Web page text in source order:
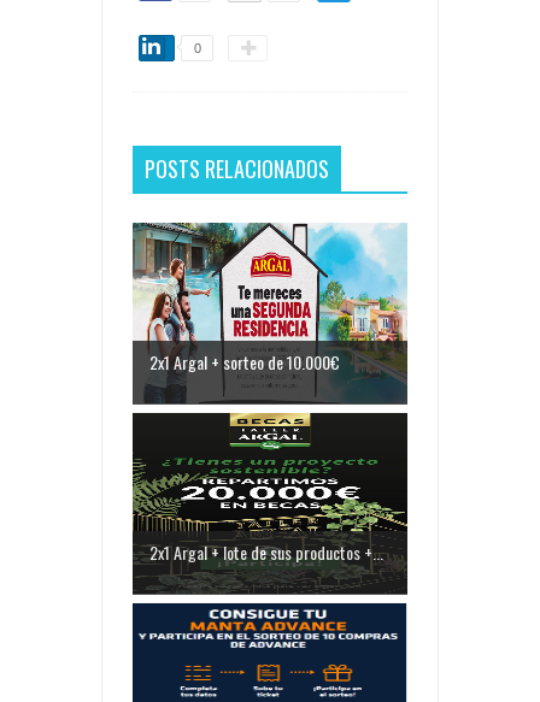
0
POSTS RELACIONADOS
2x1 Argal + sorteo de 10.000€
2x1 Argal + lote de sus productos +...